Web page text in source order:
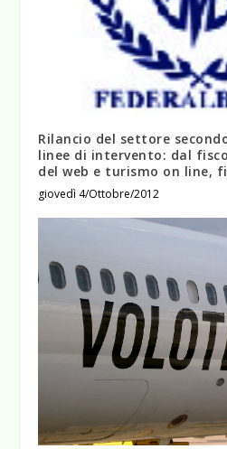
Rilancio del settore
linee di intervento: dal
del web e turismo on line,
giovedì 4/Ottobre/2012